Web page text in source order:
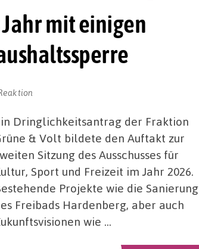
mit einigen
Dringlichkeitsantrag der Fraktion
& Volt bildete den Auftakt zur
Sitzung des Ausschusses für
Sport und Freizeit im Jahr 2026.
Projekte wie die Sanierung
Freibads Hardenberg, aber auch
wie …